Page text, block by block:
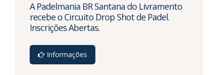
A Padelmania BR Santana do Livramento
recebe o Circuito Drop Shot de Padel.
Inscrições Abertas.
Informações